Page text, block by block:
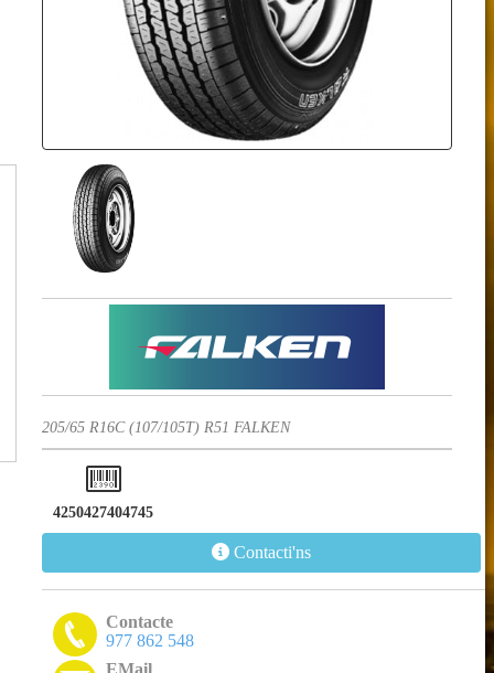
205/65 R16C (107/105T) R51 FALKEN
4250427404745
Contacti'ns
Contacte
977 862 548
EMail